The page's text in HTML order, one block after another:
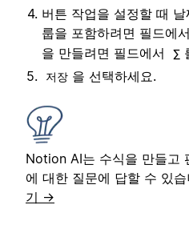
버튼 작업을 설정할 때
룹을 포함하려면 필드에서
을 만들려면 필드에서
∑
저장 을 선택하세요.
Notion AI는 수식을 만들고
에 대한 질문에 답할 수 있
기 →